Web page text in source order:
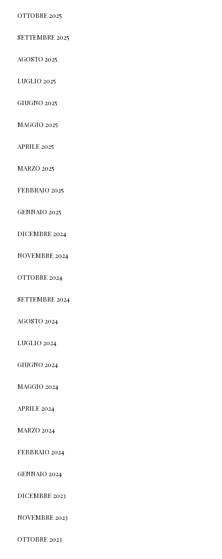
OTTOBRE 2025
SETTEMBRE 2025
AGOSTO 2025
LUGLIO 2025
GIUGNO 2025
MAGGIO 2025
APRILE 2025
MARZO 2025
FEBBRAIO 2025
GENNAIO 2025
DICEMBRE 2024
NOVEMBRE 2024
OTTOBRE 2024
SETTEMBRE 2024
AGOSTO 2024
LUGLIO 2024
GIUGNO 2024
MAGGIO 2024
APRILE 2024
MARZO 2024
FEBBRAIO 2024
GENNAIO 2024
DICEMBRE 2023
NOVEMBRE 2023
OTTOBRE 2023